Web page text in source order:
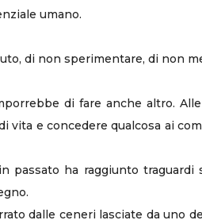
umano.
di non sperimentare, di non
di fare anche altro.
vita e concedere qualcosa ai
passato ha raggiunto traguardi
dalle ceneri lasciate da uno